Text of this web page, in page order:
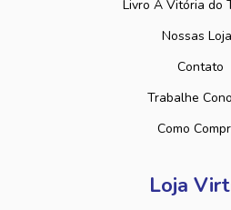
Livro A Vitória do
Nossas
Contato
Trabalhe
Como
Loja